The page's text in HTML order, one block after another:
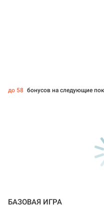
до 58 бонусов на следующие
БАЗОВАЯ ИГРА